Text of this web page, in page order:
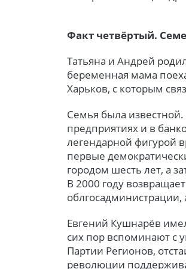
Факт четвёртый.
Татьяна и Андрей
беременная мама
Харьков, с которым
Семья была
предприятиях и в
легендарной фигурой
первые
городом шесть лет, а
В 2000 году
облгосадминистрации,
Евгений Кушнарёв
сих пор вспоминают с
Партии Регионов,
революции